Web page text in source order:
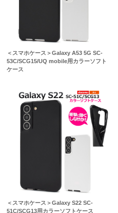
＜スマホケース＞Galaxy A53 5G SC-
53C/SCG15/UQ mobile用カラーソフト
ケース
＜スマホケース＞Galaxy S22 SC-
51C/SCG13用カラーソフトケース